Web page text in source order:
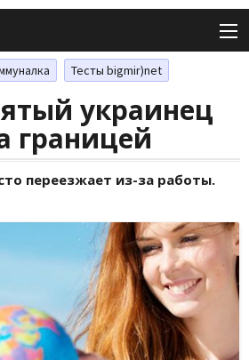
Тесты bigmir)net
украинец
границей
переезжает из-за работы.